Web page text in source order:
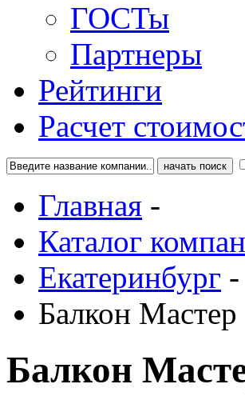
ГОСТы
Партнеры
Рейтинги
Расчет
Главная -
Каталог
Екатеринбург -
Балкон Мастер
Балкон